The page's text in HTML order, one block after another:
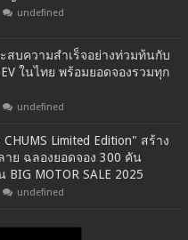
undefined
ะสบความสำเร็จอย่างท่วมท้นกับ
EV ในไทย พร้อมยอดจองรวมทุก
undefined
Limited Edition" สร้าง
ย ฉลองยอดจอง 300 คัน
MOTOR SALE 2025
undefined